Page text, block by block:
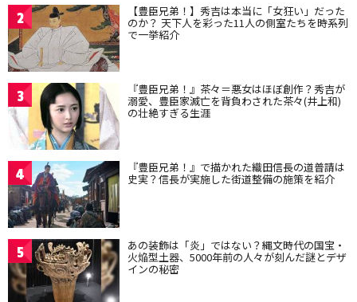
2 【豊臣兄弟！】秀吉は本当に「女狂い」だった
のか？ 天下人を彩った11人の側室たちを時系列
で一挙紹介
3 『豊臣兄弟！』茶々＝悪女はほぼ創作？秀吉が
溺愛、豊臣家滅亡を背負わされた茶々(井上和)
の壮絶すぎる生涯
4 『豊臣兄弟！』で描かれた織田信長の道普請は
史実？信長が実施した街道整備の施策を紹介
5 あの装飾は「炎」ではない？縄文時代の国宝・
火焔型土器、5000年前の人々が刻んだ謎とデザ
インの秘密